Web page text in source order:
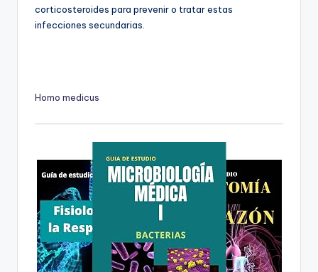
corticosteroides para prevenir o tratar estas
infecciones secundarias.
Homo medicus